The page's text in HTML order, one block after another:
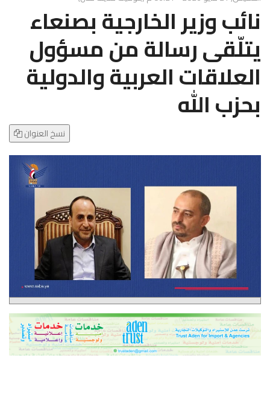
e
N
a
v
i
g
a
o
نائب وزير الخارجية بصنعاء
يتلّقى رسالة من مسؤول
العلاقات العربية والدولية
بحزب الله
نسخ العنوان